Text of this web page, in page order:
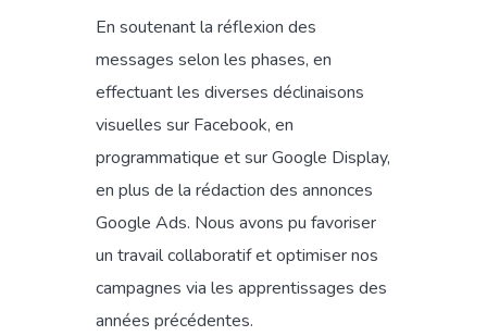
En soutenant la réflexion des
messages selon les phases, en
effectuant les diverses déclinaisons
visuelles sur Facebook, en
programmatique et sur Google Display,
en plus de la rédaction des annonces
Google Ads. Nous avons pu favoriser
un travail collaboratif et optimiser nos
campagnes via les apprentissages des
années précédentes.